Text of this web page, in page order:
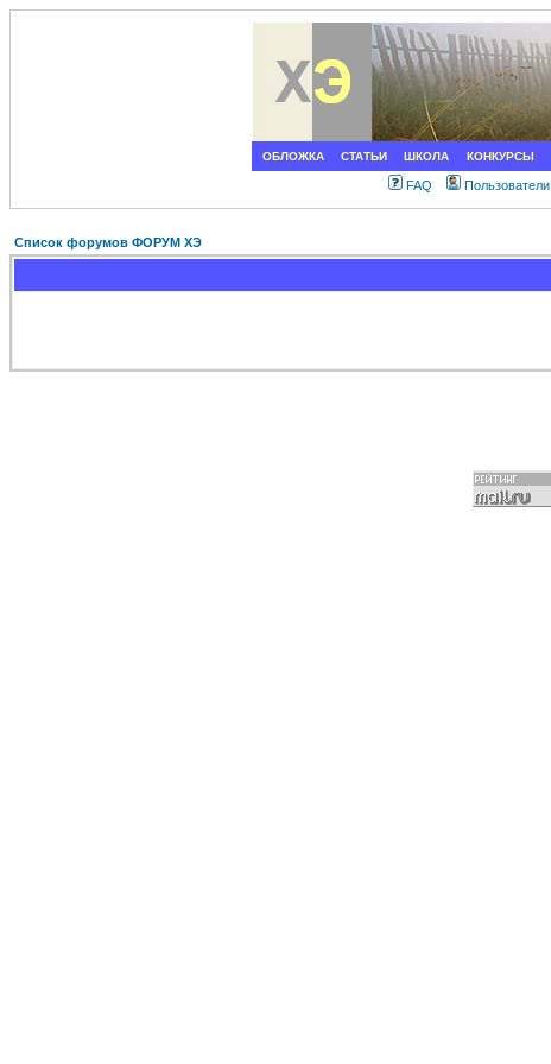
ОБЛОЖКА СТАТЬИ ШКОЛА КОНКУРСЫ
FAQ Пользователи
Список форумов ФОРУМ ХЭ